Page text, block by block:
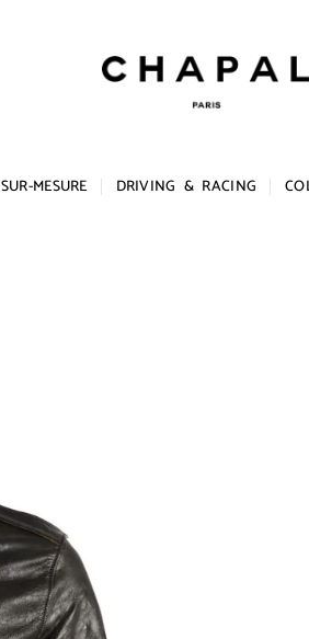
SUR-MESURE DRIVING & RACING